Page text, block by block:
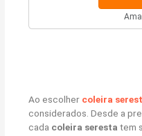
Ao escolher coleira
considerados. Desde a
cada coleira seresta tem